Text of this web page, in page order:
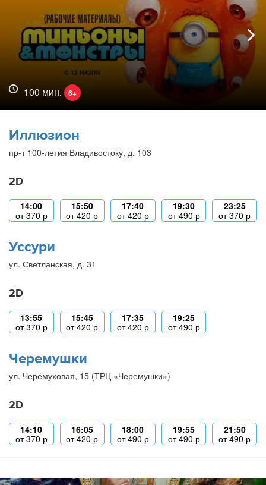
100 мин. 6+
Иллюзион
пр-т 100-летия Владивостоку, д. 103
2D
14:00
от370 р
15:50
от420 р
17:40
от420 р
19:30
от490 р
23:25
от370 р
Уссури
ул. Светланская, д. 31
2D
13:55
от370 р
15:45
от420 р
17:35
от420 р
19:25
от490 р
Черемушки
ул. Черёмуховая, 15 (ТРЦ «Черемушки»)
2D
14:10
от370 р
16:05
от420 р
18:00
от490 р
19:55
от490 р
21:50
от490 р